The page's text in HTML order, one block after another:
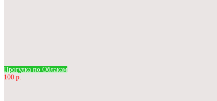
Прогулка по Облакам
100 р.